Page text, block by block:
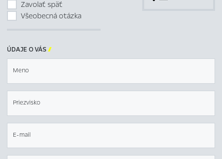
Zavolať späť
Všeobecná otázka
ÚDAJE O VÁS 
Meno
Priezvisko
E-mail